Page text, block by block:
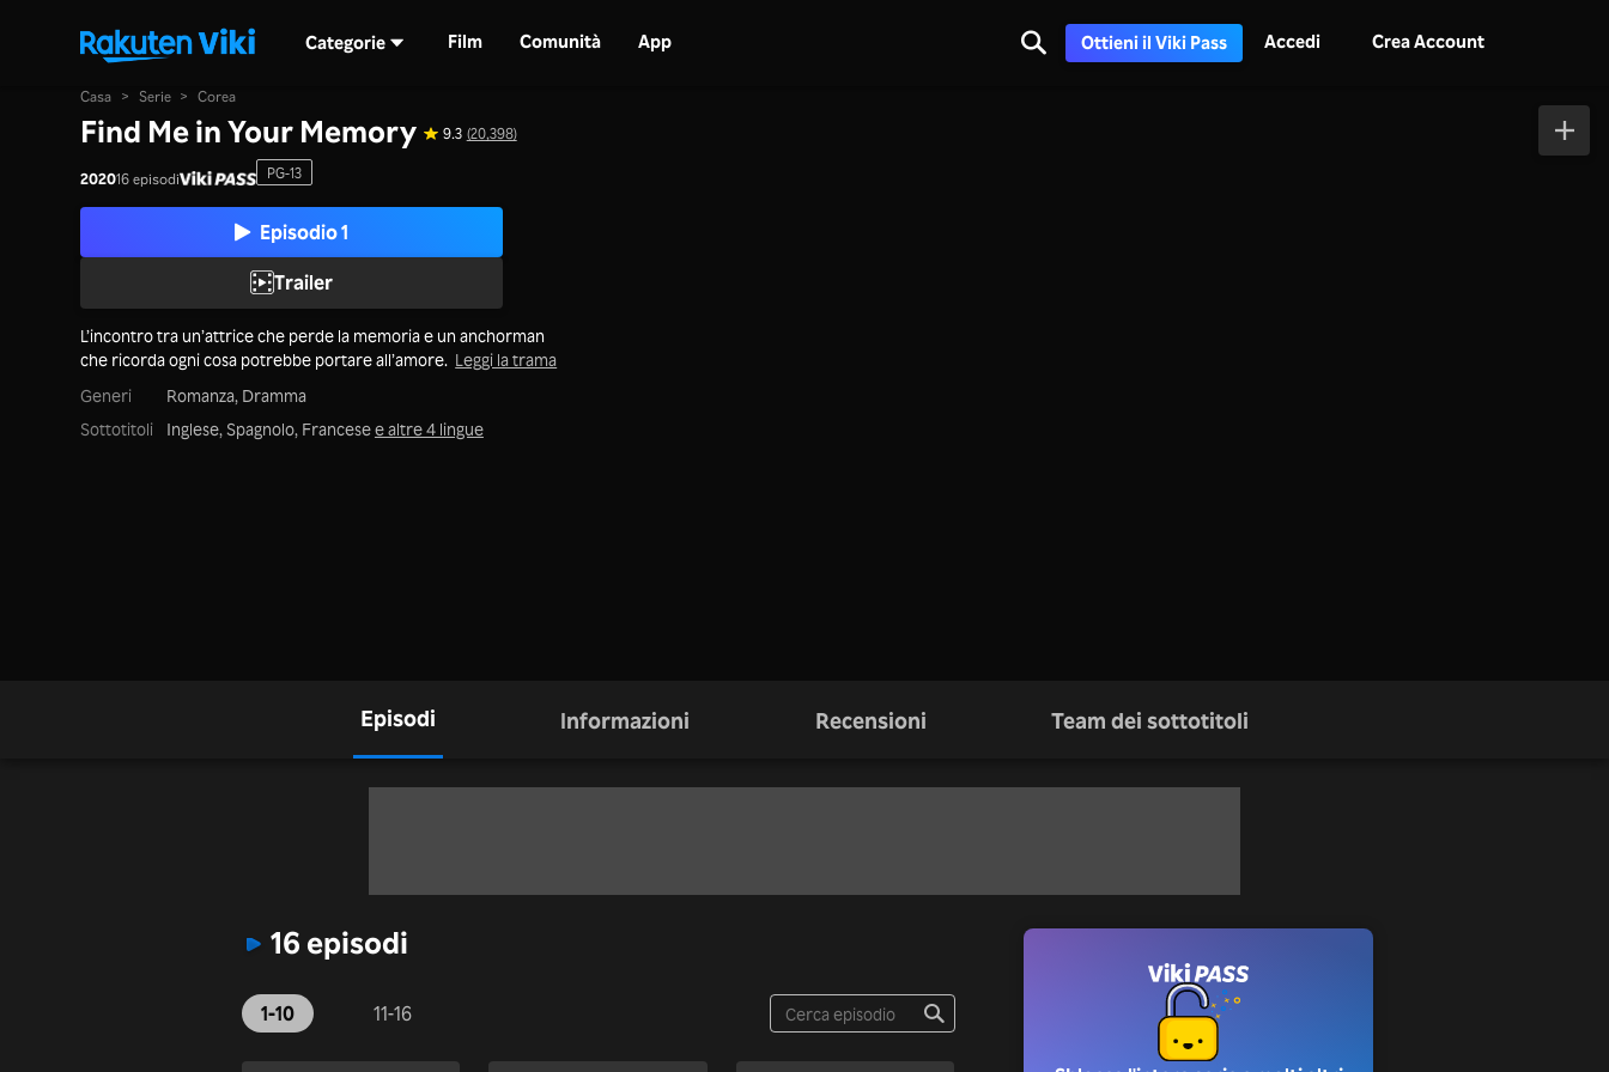
Categorie Film Comunità App Ottieni il Viki Pass Accedi Crea Account
Casa > Serie > Corea
Find Me in Your Memory 9.3 (20,398)
202016 episodi PG-13
Episodio 1
Trailer
L’incontro tra un’attrice che perde la memoria e un anchorman
che ricorda ogni cosa potrebbe portare all’amore. Leggi la trama
Generi
Romanza, Dramma
Sottotitoli
Inglese, Spagnolo, Francesee altre 4 lingue
Episodi Informazioni Recensioni Team dei sottotitoli
16 episodi
1-10 11-16